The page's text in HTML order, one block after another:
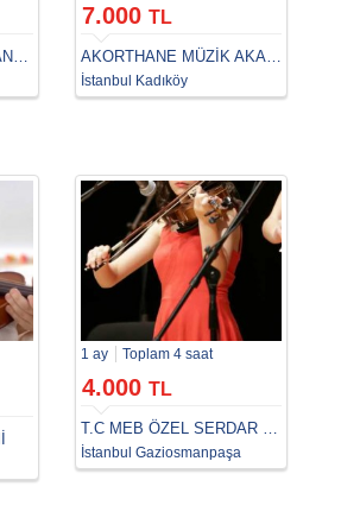
7.000 TL
İstanbul Kadıköy
1 ay Toplam 4 saat
4.000 TL
T.C MEB ÖZEL SERDAR SERTTAŞ MÜZİK KURSU
İstanbul Gaziosmanpaşa